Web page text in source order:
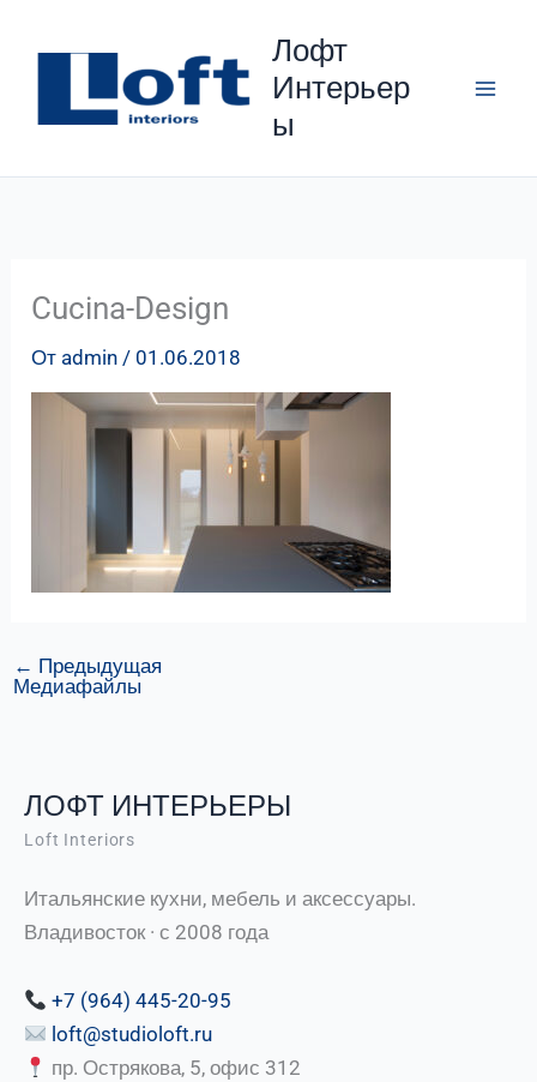
содержимому
Лофт
Интерьер
ы
Cucina-Design
От admin / 01.06.2018
← Предыдущая
Медиафайлы
ЛОФТ ИНТЕРЬЕРЫ
Loft Interiors
Итальянские кухни, мебель и аксессуары.
Владивосток · с 2008 года
+7 (964) 445-20-95
loft@studioloft.ru
пр. Острякова, 5, офис 312